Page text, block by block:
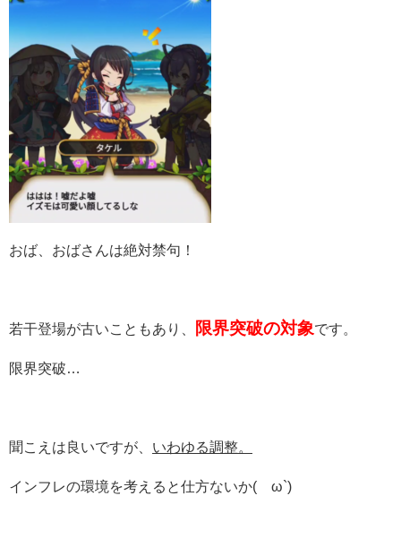
おば、おばさんは絶対禁句！
若干登場が古いこともあり、 限界突破の対象です。
限界突破…
聞こえは良いですが、 いわゆる調整。
インフレの環境を考えると仕方ないか(´ω`)